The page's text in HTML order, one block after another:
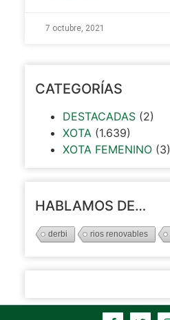
7 octubre, 2021
CATEGORÍAS
DESTACADAS(2)
XOTA(1.639)
XOTA FEMENINO(3)
HABLAMOS DE…
derbi rios renovables